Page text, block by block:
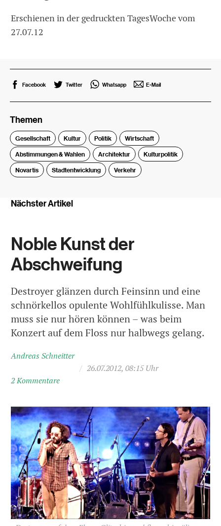
Erschienen in der gedruckten TagesWoche vom
27.07.12
Facebook Twitter Whatsapp E-Mail
Themen
Gesellschaft Kultur Politik
Wirtschaft
Abstimmungen & Wahlen
Architektur
Kulturpolitik
Novartis
Stadtentwicklung Verkehr
Nächster Artikel
Noble Kunst der
Abschweifung
Destroyer glänzen durch Feinsinn und eine
schnörkellos opulente Wohlfühlkulisse. Man
muss sie nur hören können – was beim
Konzert auf dem Floss nur halbwegs gelang.
Andreas Schneitter
/ 26.07.2012, 08:15 Uhr
2 Kommentare